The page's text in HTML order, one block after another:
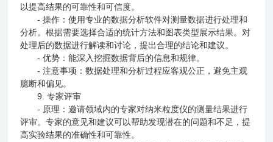
以提高结果的可靠性和可信度。
- 操作：使用专业的数据分析软件对测量数据进行处理和
分析。根据需要选择合适的统计方法和图表类型展示结果。对
处理后的数据进行解读和讨论，提出合理的结论和建议。
- 优势：能深入挖掘数据背后的信息和规律。
- 注意事项：数据处理和分析过程应客观公正，避免主观
臆断和偏见。
9. 专家评审
- 原理：邀请领域内的专家对纳米粒度仪的测量结果进行
评审。专家的意见和建议可以帮助发现潜在的问题和不足，提
高实验结果的准确性和可靠性。